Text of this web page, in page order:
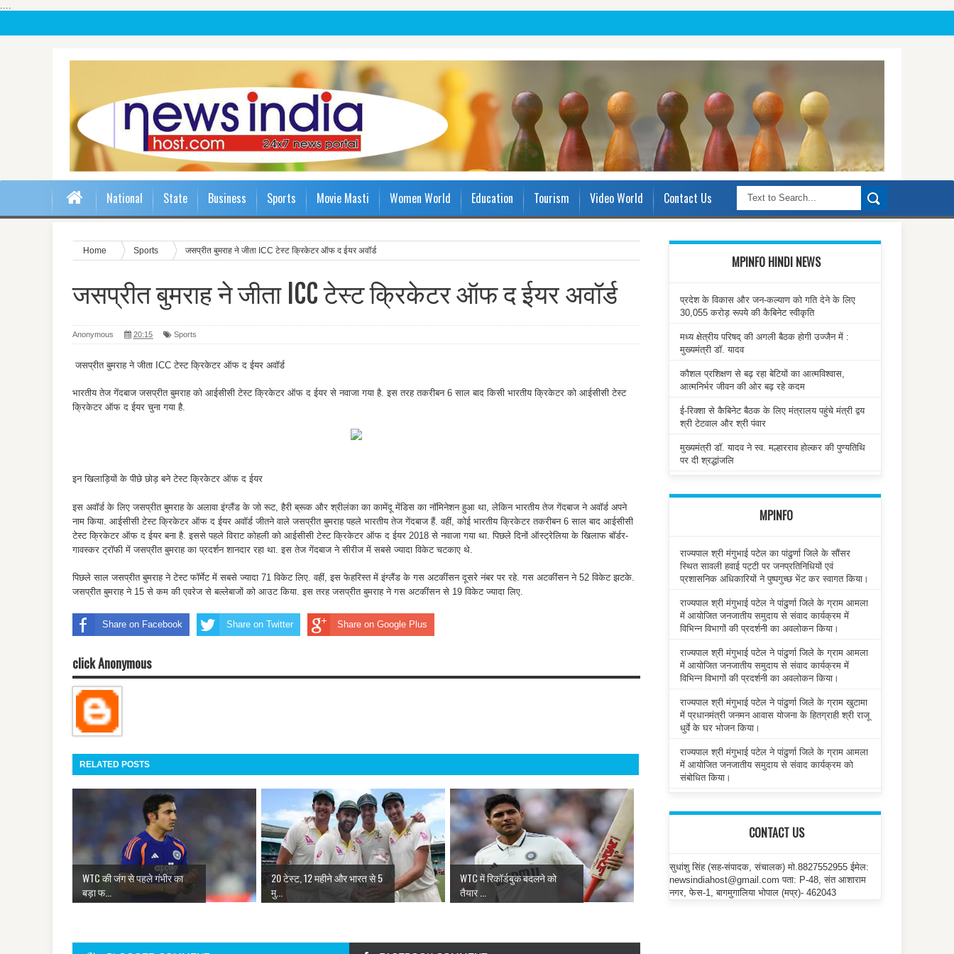
....
National State Business Sports Movie Masti Women World Education Tourism Video World Contact Us
Home Sports जसप्रीत बुमराह ने जीता ICC टेस्ट क्रिकेटर ऑफ द ईयर अवॉर्ड
जसप्रीत बुमराह ने जीता ICC टेस्ट क्रिकेटर ऑफ द ईयर अवॉर्ड
Anonymous 20:15 Sports
जसप्रीत बुमराह ने जीता ICC टेस्ट क्रिकेटर ऑफ द ईयर अवॉर्ड
भारतीय तेज गेंदबाज जसप्रीत बुमराह को आईसीसी टेस्ट क्रिकेटर ऑफ द ईयर से नवाजा गया है. इस तरह तकरीबन 6 साल बाद किसी भारतीय क्रिकेटर को आईसीसी टेस्ट
क्रिकेटर ऑफ द ईयर चुना गया है.
इन खिलाड़ियों के पीछे छोड़ बने टेस्ट क्रिकेटर ऑफ द ईयर
इस अवॉर्ड के लिए जसप्रीत बुमराह के अलावा इंग्लैंड के जो रूट, हैरी ब्रूक और श्रीलंका का कामेंदू मेंडिस का नॉमिनेशन हुआ था, लेकिन भारतीय तेज गेंदबाज ने अवॉर्ड अपने
नाम किया. आईसीसी टेस्ट क्रिकेटर ऑफ द ईयर अवॉर्ड जीतने वाले जसप्रीत बुमराह पहले भारतीय तेज गेंदबाज हैं. वहीं, कोई भारतीय क्रिकेटर तकरीबन 6 साल बाद आईसीसी
टेस्ट क्रिकेटर ऑफ द ईयर बना है. इससे पहले विराट कोहली को आईसीसी टेस्ट क्रिकेटर ऑफ द ईयर 2018 से नवाजा गया था. पिछले दिनों ऑस्ट्रेलिया के खिलाफ बॉर्डर-
गावस्कर ट्रॉफी में जसप्रीत बुमराह का प्रदर्शन शानदार रहा था. इस तेज गेंदबाज ने सीरीज में सबसे ज्यादा विकेट चटकाए थे.
पिछले साल जसप्रीत बुमराह ने टेस्ट फॉर्मेट में सबसे ज्यादा 71 विकेट लिए. वहीं, इस फेहरिस्त में इंग्लैंड के गस अटकींसन दूसरे नंबर पर रहे. गस अटकींसन ने 52 विकेट झटके.
जसप्रीत बुमराह ने 15 से कम की एवरेज से बल्लेबाजों को आउट किया. इस तरह जसप्रीत बुमराह ने गस अटकींसन से 19 विकेट ज्यादा लिए.
Share on Facebook Share on Twitter Share on Google Plus
click Anonymous
RELATED POSTS
WTC की जंग से पहले गंभीर का
बड़ा फ...
20 टेस्ट, 12 महीने और भारत से 5
मु...
WTC में रिकॉर्डबुक बदलने को
तैयार ...
MPINFO HINDI NEWS
प्रदेश के विकास और जन-कल्याण को गति देने के लिए
30,055 करोड़ रूपये की कैबिनेट स्वीकृति
मध्य क्षेत्रीय परिषद् की अगली बैठक होगी उज्जैन में :
मुख्यमंत्री डॉ. यादव
कौशल प्रशिक्षण से बढ़ रहा बेटियों का आत्मविश्वास,
आत्मनिर्भर जीवन की ओर बढ़ रहे कदम
ई-रिक्शा से कैबिनेट बैठक के लिए मंत्रालय पहुंचे मंत्री द्वय
श्री टेटवाल और श्री पंवार
मुख्यमंत्री डॉ. यादव ने स्व. मल्हारराव होल्कर की पुण्यतिथि
पर दी श्रद्धांजलि
MPINFO
राज्यपाल श्री मंगुभाई पटेल का पांढुर्णा जिले के सौंसर
स्थित सावली हवाई पट्टी पर जनप्रतिनिधियों एवं
प्रशासनिक अधिकारियों ने पुष्पगुच्छ भेंट कर स्वागत किया।
राज्यपाल श्री मंगुभाई पटेल ने पांढुर्णा जिले के ग्राम आमला
में आयोजित जनजातीय समुदाय से संवाद कार्यक्रम में
विभिन्न विभागों की प्रदर्शनी का अवलोकन किया।
राज्यपाल श्री मंगुभाई पटेल ने पांढुर्णा जिले के ग्राम आमला
में आयोजित जनजातीय समुदाय से संवाद कार्यक्रम में
विभिन्न विभागों की प्रदर्शनी का अवलोकन किया।
राज्यपाल श्री मंगुभाई पटेल ने पांढुर्णा जिले के ग्राम खुटामा
में प्रधानमंत्री जनमन आवास योजना के हितग्राही श्री राजू
धुर्वे के घर भोजन किया।
राज्यपाल श्री मंगुभाई पटेल ने पांढुर्णा जिले के ग्राम आमला
में आयोजित जनजातीय समुदाय से संवाद कार्यक्रम को
संबोधित किया।
CONTACT US
सुधांशु सिंह (सह-संपादक, संचालक) मो.8827552955 ईमेल:
newsindiahost@gmail.com पता: P-48, संत आशाराम
नगर, फेस-1, बागमुगालिया भोपाल (मप्र)- 462043